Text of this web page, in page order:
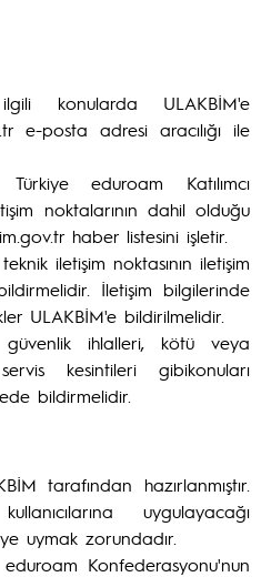
konularda ULAKBİM'e
e-posta adresi aracılığı ile
eduroam Katılımcı
noktalarının dahil olduğu
haber listesini işletir.
teknik iletişim noktasının iletişim
İletişim bilgilerinde
ULAKBİM'e bildirilmelidir.
güvenlik ihlalleri, kötü veya
kesintileri gibikonuları
bildirmelidir.
tarafından hazırlanmıştır.
uygulayacağı
uymak zorundadır.
Konfederasyonu'nun